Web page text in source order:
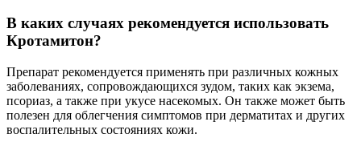
В каких случаях рекомендуется использовать
Кротамитон?
Препарат рекомендуется применять при различных кожных
заболеваниях, сопровождающихся зудом, таких как экзема,
псориаз, а также при укусе насекомых. Он также может быть
полезен для облегчения симптомов при дерматитах и других
воспалительных состояниях кожи.